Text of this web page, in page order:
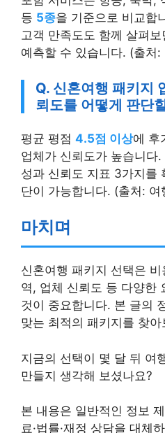
등5종을 기준으로 비교합
고객 만족도도 함께 살펴보
예측할 수 있습니다. (출처
Q. 신혼여행 패키지
뢰도를 어떻게 판단
업체가 신뢰도가 높습니다
성과 신뢰도 지표 3가지를
단이 가능합니다. (출처:
마치며
역, 업체 신뢰도 등 다양한
것이 중요합니다. 본 글의
맞는 최적의 패키지를 찾
만들지 생각해 보셨나요?
료·법률·재정 상담을 대체